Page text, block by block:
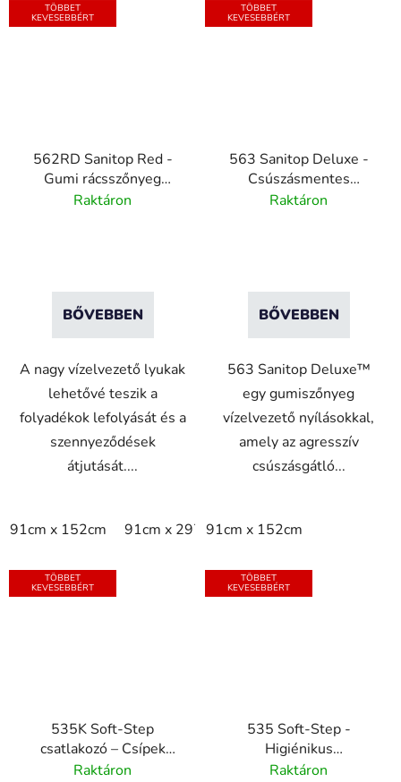
TÖBBET
KEVESEBBÉRT
562RD Sanitop Red -
Gumi rácsszőnyeg
préselt élekkel
Raktáron
BŐVEBBEN
A nagy vízelvezető lyukak
lehetővé teszik a
folyadékok lefolyását és a
szennyeződések
átjutását....
91cm x 152cm 91cm x 297cm 91cm x 594cm
TÖBBET
KEVESEBBÉRT
563 Sanitop Deluxe -
Csúszásmentes
gumiszőnyeg
Raktáron
BŐVEBBEN
563 Sanitop Deluxe™
egy gumiszőnyeg
vízelvezető nyílásokkal,
amely az agresszív
csúszásgátló...
91cm x 152cm
TÖBBET
KEVESEBBÉRT
535K Soft-Step
csatlakozó – Csípek
rögzítése szőnyegekhez
Raktáron
TÖBBET
KEVESEBBÉRT
535 Soft-Step -
Higiénikus
csúszásmentes szőnyeg
Raktáron